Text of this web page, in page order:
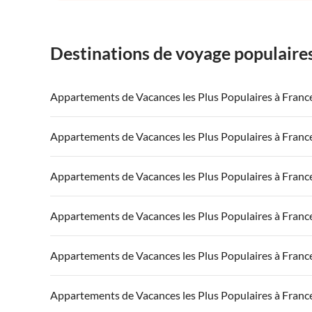
Destinations de voyage
Appartements de Vacances les Plus Populaires à
Appartements de Vacances à France
Appartements de Vacances à Côte atlantique
Appartements de Vacances à Côte d'Azur
Appartements de Vacances les Plus Populaires à
Appartements de Vacances à France
Appartements de Vacances à Côte atlantique
Appartements de Vacances à Côte d'Azur
Appartements de Vacances les Plus Populaires à
Appartements de Vacances à France
Appartements de Vacances à Côte atlantique
Appartements de Vacances à Côte d'Azur
Appartements de Vacances les Plus Populaires à
Appartements de Vacances à France
Appartements de Vacances à Côte atlantique
Appartements de Vacances à Côte d'Azur
Appartements de Vacances les Plus Populaires à
Appartements de Vacances à France
Appartements de Vacances les Plus Populaires à